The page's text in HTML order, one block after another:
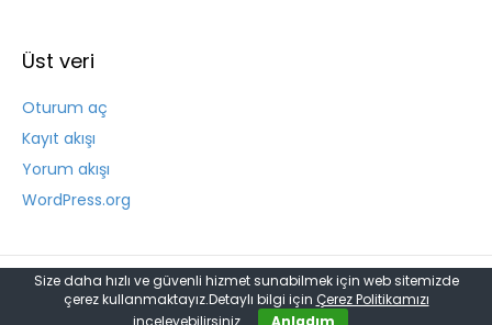
Üst veri
Oturum aç
Kayıt akışı
Yorum akışı
WordPress.org
© 2026 Kasko Trafik Sigortası Dask Yabancı Sağlık Sigortası |
Powered byBeaver Builder
Size daha hızlı ve güvenli hizmet sunabilmek için web sitemizde
çerez kullanmaktayız.Detaylı bilgi için Çerez Politikamızı
inceleyebilirsiniz.
Anladım